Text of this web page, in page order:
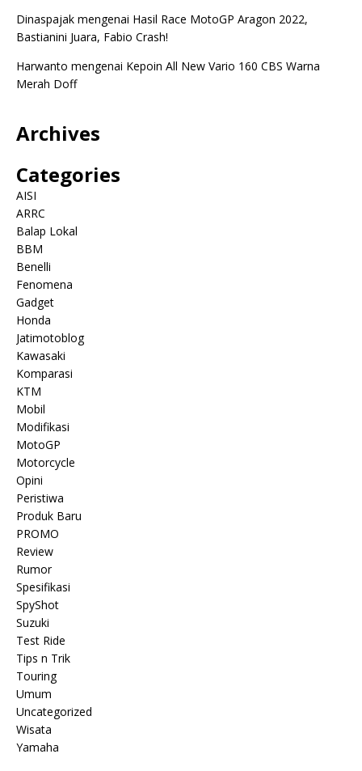
Dinaspajak mengenai Hasil Race MotoGP Aragon 2022,
Bastianini Juara, Fabio Crash!
Harwanto mengenai Kepoin All New Vario 160 CBS Warna
Merah Doff
Archives
Categories
AISI
ARRC
Balap Lokal
BBM
Benelli
Fenomena
Gadget
Honda
Jatimotoblog
Kawasaki
Komparasi
KTM
Mobil
Modifikasi
MotoGP
Motorcycle
Opini
Peristiwa
Produk Baru
PROMO
Review
Rumor
Spesifikasi
SpyShot
Suzuki
Test Ride
Tips n Trik
Touring
Umum
Uncategorized
Wisata
Yamaha